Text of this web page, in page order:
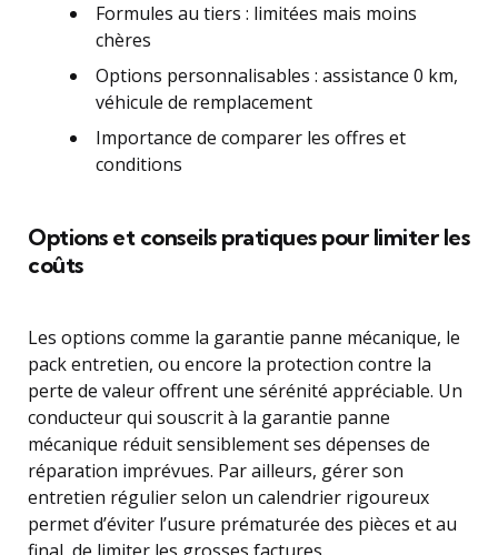
Formules au tiers : limitées mais moins
chères
Options personnalisables : assistance 0 km,
véhicule de remplacement
Importance de comparer les offres et
conditions
Options et conseils pratiques pour limiter les
coûts
Les options comme la garantie panne mécanique, le
pack entretien, ou encore la protection contre la
perte de valeur offrent une sérénité appréciable. Un
conducteur qui souscrit à la garantie panne
mécanique réduit sensiblement ses dépenses de
réparation imprévues. Par ailleurs, gérer son
entretien régulier selon un calendrier rigoureux
permet d’éviter l’usure prématurée des pièces et au